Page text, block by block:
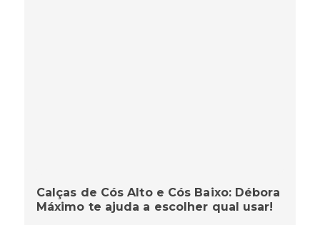
Calças de Cós Alto e Cós Baixo: Débora
Máximo te ajuda a escolher qual usar!